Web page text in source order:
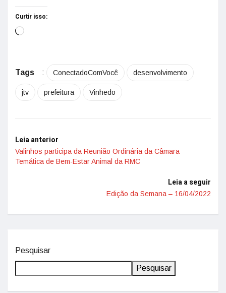
Curtir isso:
Tags : ConectadoComVocê desenvolvimento
jtv prefeitura Vinhedo
Leia anterior
Valinhos participa da Reunião Ordinária da Câmara
Temática de Bem-Estar Animal da RMC
Leia a seguir
Edição da Semana – 16/04/2022
Pesquisar
Pesquisar